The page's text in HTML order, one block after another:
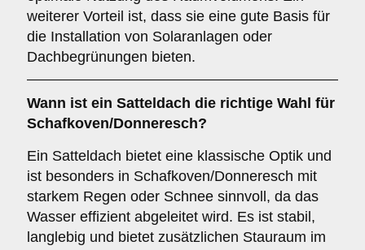
weiterer Vorteil ist, dass sie eine gute Basis für
die Installation von Solaranlagen oder
Dachbegrünungen bieten.
Wann ist ein Satteldach die richtige Wahl für
Schafkoven/Donneresch?
Ein Satteldach bietet eine klassische Optik und
ist besonders in Schafkoven/Donneresch mit
starkem Regen oder Schnee sinnvoll, da das
Wasser effizient abgeleitet wird. Es ist stabil,
langlebig und bietet zusätzlichen Stauraum im